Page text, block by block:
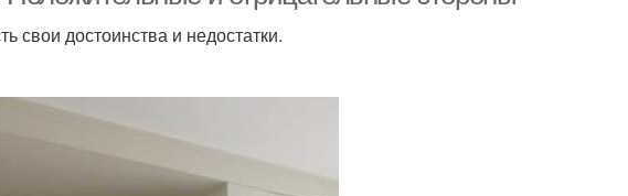
свои достоинства и недостатки.